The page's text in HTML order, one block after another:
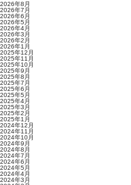
2026年8月
2026年7月
2026年6月
2026年5月
2026年4月
2026年3月
2026年2月
2026年1月
2025年12月
2025年11月
2025年10月
2025年9月
2025年8月
2025年7月
2025年6月
2025年5月
2025年4月
2025年3月
2025年2月
2025年1月
2024年12月
2024年11月
2024年10月
2024年9月
2024年8月
2024年7月
2024年6月
2024年5月
2024年4月
2024年3月